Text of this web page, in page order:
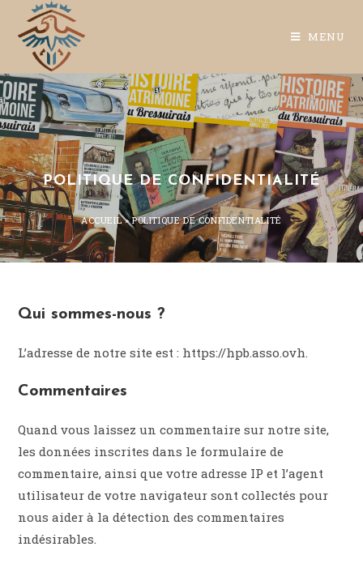
MENU
POLITIQUE DE CONFIDENTIALITÉ
ACCUEIL»POLITIQUE DE CONFIDENTIALITÉ
Qui sommes-nous ?
L’adresse de notre site est : https://hpb.asso.ovh.
Commentaires
Quand vous laissez un commentaire sur notre site,
les données inscrites dans le formulaire de
commentaire, ainsi que votre adresse IP et l’agent
utilisateur de votre navigateur sont collectés pour
nous aider à la détection des commentaires
indésirables.